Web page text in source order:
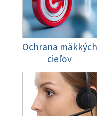
Ochrana mäkkých
cieľov